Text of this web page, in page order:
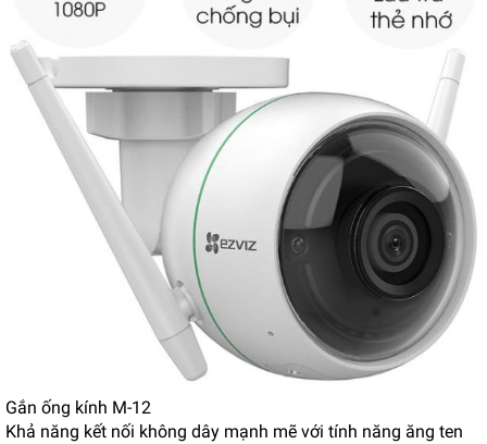
Gắn ống kính M-12
Khả năng kết nối không dây mạnh mẽ với tính năng ăng ten